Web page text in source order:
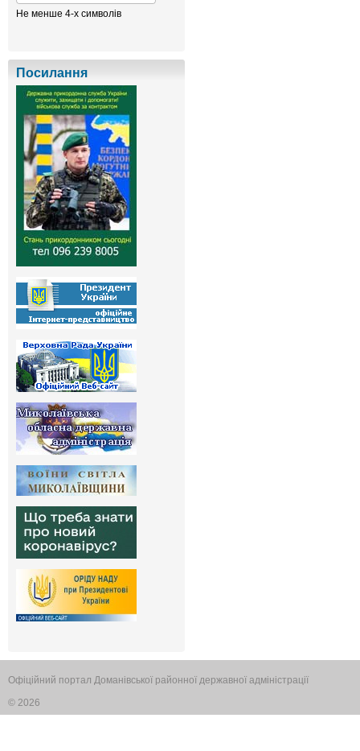
Не менше 4-х символів
Посилання
Офіційний портал Доманівської районної державної адміністрації
© 2026